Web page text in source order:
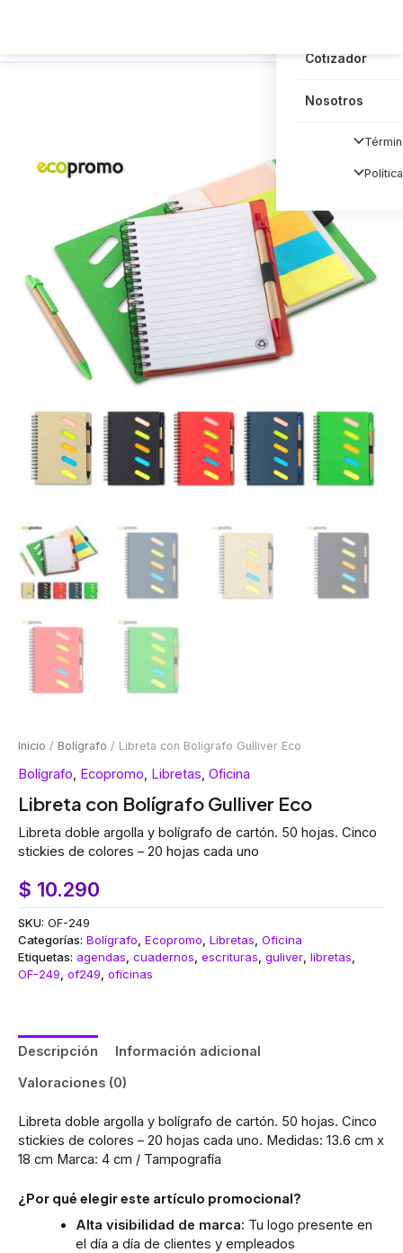
Cotizador
Nosotros
Inicio / Bolígrafo / Libreta con Bolígrafo Gulliver Eco
Bolígrafo, Ecopromo, Libretas, Oficina
Libreta con Bolígrafo Gulliver Eco
Libreta doble argolla y bolígrafo de cartón. 50 hojas. Cinco
stickies de colores – 20 hojas cada uno
$ 10.290
SKU: OF-249
Categorías: Bolígrafo Ecopromo Libretas Oficina
Etiquetas: agendas cuadernos escrituras guliver libretas
OF-249 of249 oficinas
Descripción
Información adicional
Valoraciones (0)
Libreta doble argolla y bolígrafo de cartón. 50 hojas. Cinco
stickies de colores – 20 hojas cada uno. Medidas: 13.6 cm x
18 cm Marca: 4 cm / Tampografía
¿Por qué elegir este artículo promocional?
Alta visibilidad de marca: Tu logo presente en
el día a día de clientes y empleados